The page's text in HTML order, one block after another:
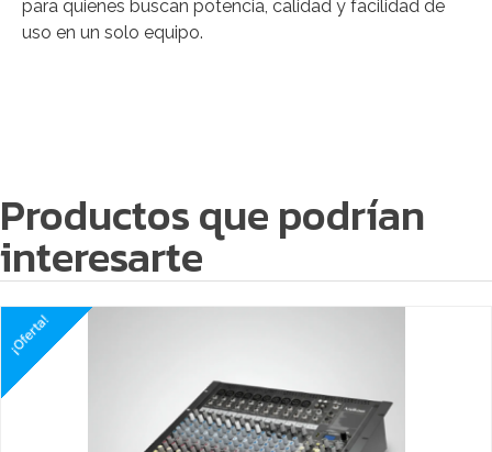
para quienes buscan potencia, calidad y facilidad de
uso en un solo equipo.
Productos que podrían
interesarte
¡Oferta!